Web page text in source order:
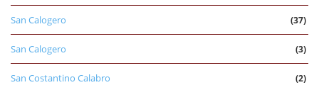
San Calogero (37)
San Calogero (3)
San Costantino Calabro (2)